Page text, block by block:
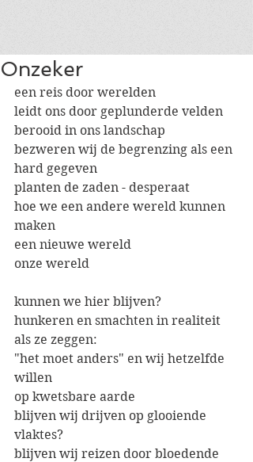
Onzeker
een reis door werelden
leidt ons door geplunderde velden
berooid in ons landschap
bezweren wij de begrenzing als een
hard gegeven
planten de zaden - desperaat
hoe we een andere wereld kunnen
maken
een nieuwe wereld
onze wereld
kunnen we hier blijven?
hunkeren en smachten in realiteit
als ze zeggen:
"het moet anders" en wij hetzelfde
willen
op kwetsbare aarde
blijven wij drijven op glooiende
vlaktes?
blijven wij reizen door bloedende